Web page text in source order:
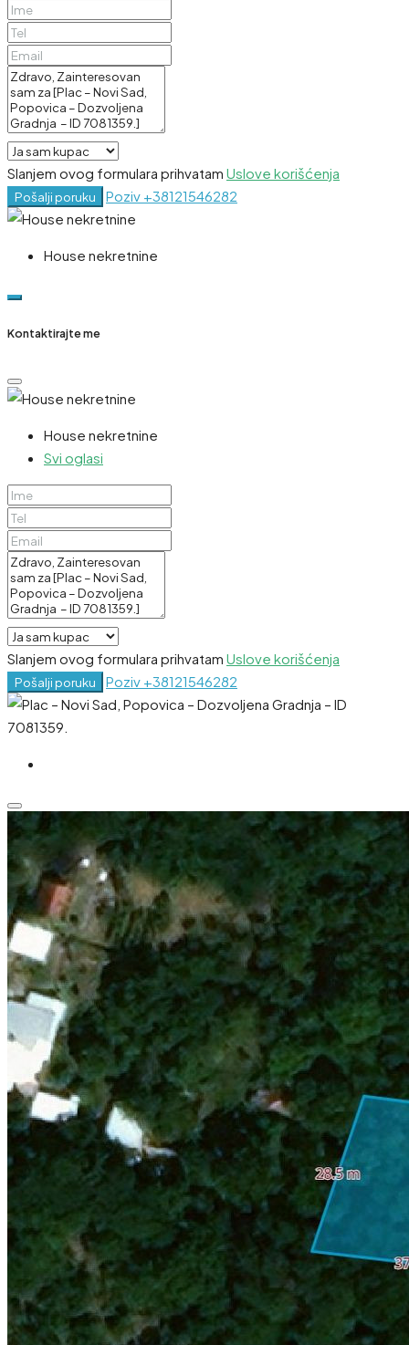
Slanjem ovog formulara prihvatam Uslove korišćenja
Pošalji poruku Poziv +38121546282
House nekretnine
Kontaktirajte me
House nekretnine
Svi oglasi
Slanjem ovog formulara prihvatam Uslove korišćenja
Pošalji poruku Poziv +38121546282